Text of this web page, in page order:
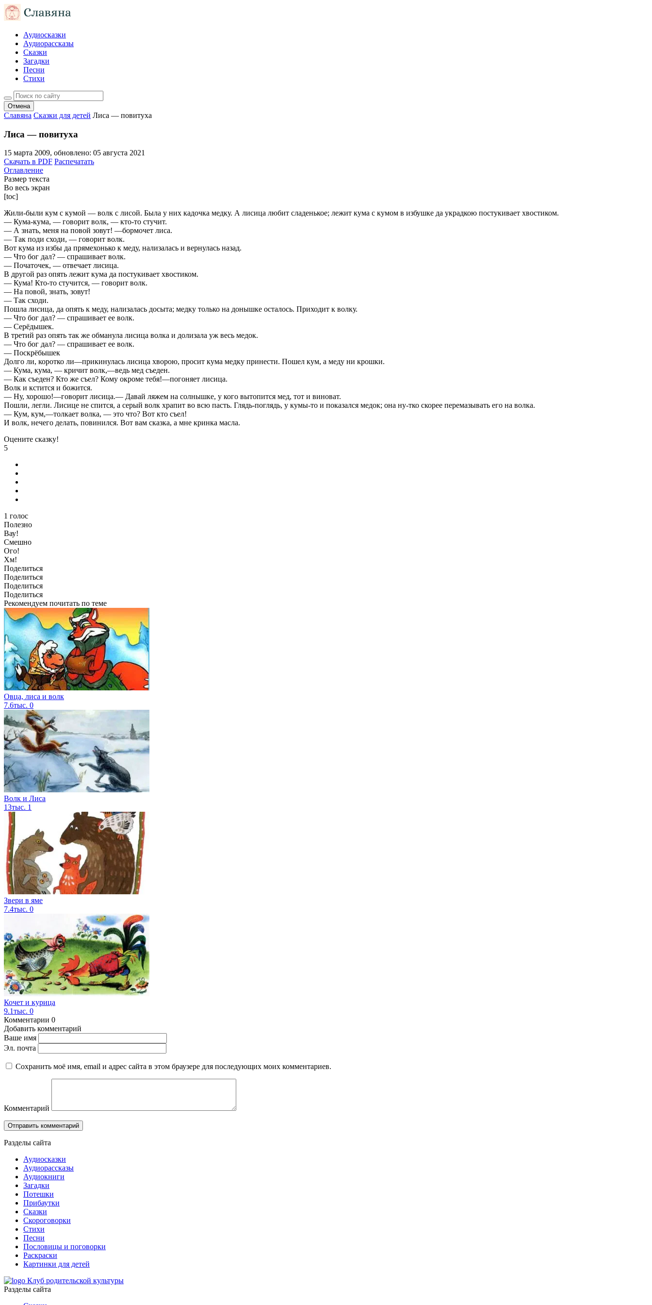
Аудиосказки
Аудиорассказы
Сказки
Загадки
Песни
Стихи
Отмена
Славяна Сказки для детей Лиса — повитуха
Лиса — повитуха
15 марта 2009, обновлено: 05 августа 2021
Скачать в PDF Распечатать
Оглавление
Размер текста
Во весь экран
[toc]
Жили-были кум с кумой — волк с лисой. Была у них кадочка медку. А лисица любит сладенькое; лежит кума с кумом в избушке да украдкою постукивает хвостиком.
— Кума-кума, — говорит волк, — кто-то стучит.
— А знать, меня на повой зовут! —бормочет лиса.
— Так поди сходи, — говорит волк.
Вот кума из избы да прямехонько к меду, нализалась и вернулась назад.
— Что бог дал? — спрашивает волк.
— Початочек, — отвечает лисица.
В другой раз опять лежит кума да постукивает хвостиком.
— Кума! Кто-то стучится, — говорит волк.
— На повой, знать, зовут!
— Так сходи.
Пошла лисица, да опять к меду, нализалась досыта; медку только на донышке осталось. Приходит к волку.
— Что бог дал? — спрашивает ее волк.
— Серёдышек.
В третий раз опять так же обманула лисица волка и долизала уж весь медок.
— Что бог дал? — спрашивает ее волк.
— Поскрёбышек
Долго ли, коротко ли—прикинулась лисица хворою, просит кума медку принести. Пошел кум, а меду ни крошки.
— Кума, кума, — кричит волк,—ведь мед съеден.
— Как съеден? Кто же съел? Кому окроме тебя!—погоняет лисица.
Волк и кстится и божится.
— Ну, хорошо!—говорит лисица.— Давай ляжем на солнышке, у кого вытопится мед, тот и виноват.
Пошли, легли. Лисице не спится, а серый волк храпит во всю пасть. Глядь-поглядь, у кумы-то и показался медок; она ну-тко скорее перемазывать его на волка.
— Кум, кум,—толкает волка, — это что? Вот кто съел!
И волк, нечего делать, повинился. Вот вам сказка, а мне кринка масла.
Оцените сказку!
5
1 голос
Полезно
Вау!
Смешно
Ого!
Хм!
Поделиться
Поделиться
Поделиться
Поделиться
Рекомендуем почитать по теме
Овца, лиса и волк
7.6тыс. 0
Волк и Лиса
13тыс. 1
Звери в яме
7.4тыс. 0
Кочет и курица
9.1тыс. 0
Комментарии 0
Добавить комментарий
Ваше имя
Эл. почта
Сохранить моё имя, email и адрес сайта в этом браузере для последующих моих комментариев.
Комментарий
Разделы сайта
Аудиосказки
Аудиорассказы
Аудиокниги
Загадки
Потешки
Прибаутки
Сказки
Скороговорки
Стихи
Песни
Пословицы и поговорки
Раскраски
Картинки для детей
Клуб родительской культуры
Разделы сайта